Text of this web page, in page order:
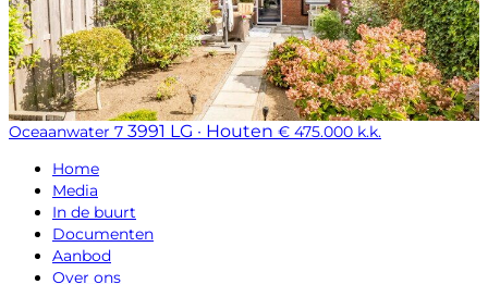
Oceaanwater 7 3991 LG · Houten € 475.000 k.k.
Home
Media
In de buurt
Documenten
Aanbod
Over ons